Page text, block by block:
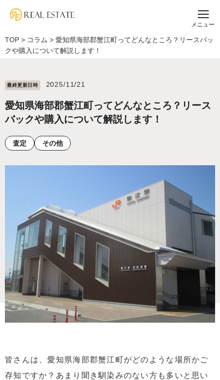
メニュー
TOP > コラム > 愛知県海部郡蟹江町ってどんなところ？リースバッ
クや購入について解説します！
最終更新⽇時 2025/11/21
愛知県海部郡蟹江町ってどんなところ？リース
バックや購入について解説します！
査定 その他
皆さんは、愛知県海部郡蟹江町がどのような場所かご
存知ですか？あまり聞き馴染みのない方も多いと思い